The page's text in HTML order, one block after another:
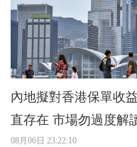
內地擬對香港保單收
直存在 市場勿過度解
08月06日 23:22:10